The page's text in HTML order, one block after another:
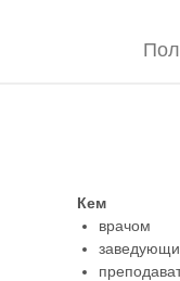
Кем
врачом